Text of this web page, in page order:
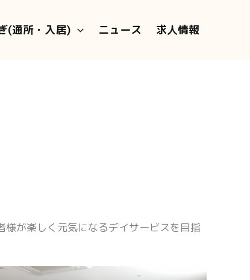
(通所・入居) ニュース 求人情報
が楽しく元気になるデイサービスを目指